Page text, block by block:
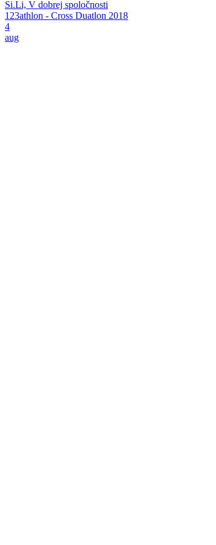
Si.Li, V dobrej spoločnosti
123athlon - Cross Duatlon 2018
4
aug